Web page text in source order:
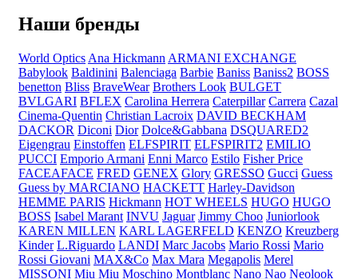
Наши бренды
World Optics Ana Hickmann ARMANI EXCHANGE
Babylook Baldinini Balenciaga Barbie Baniss Baniss2 BOSS
benetton Bliss BraveWear Brothers Look BULGET
BVLGARI BFLEX Carolina Herrera Caterpillar Carrera Cazal
Cinema-Quentin Christian Lacroix DAVID BECKHAM
DACKOR Diconi Dior Dolce&Gabbana DSQUARED2
Eigengrau Einstoffen ELFSPIRIT ELFSPIRIT2 EMILIO
PUCCI Emporio Armani Enni Marco Estilo Fisher Price
FACEAFACE FRED GENEX Glory GRESSO Gucci Guess
Guess by MARCIANO HACKETT Harley-Davidson
HEMME PARIS Hickmann HOT WHEELS HUGO HUGO
BOSS Isabel Marant INVU Jaguar Jimmy Choo Juniorlook
KAREN MILLEN KARL LAGERFELD KENZO Kreuzberg
Kinder L.Riguardo LANDI Marc Jacobs Mario Rossi Mario
Rossi Giovani MAX&Co Max Mara Megapolis Merel
MISSONI Miu Miu Moschino Montblanc Nano Nao Neolook